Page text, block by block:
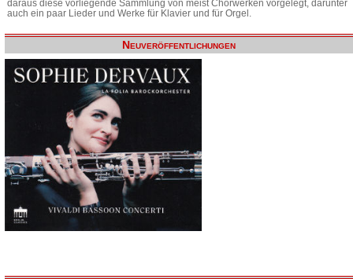
daraus diese vorliegende Sammlung von meist Chorwerken vorgelegt, darunter
auch ein paar Lieder und Werke für Klavier und für Orgel.
Neuveröffentlichungen